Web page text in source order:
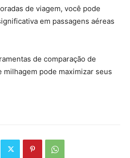
de viagem, você pode
em passagens aéreas
de comparação de
milhagem pode maximizar seus